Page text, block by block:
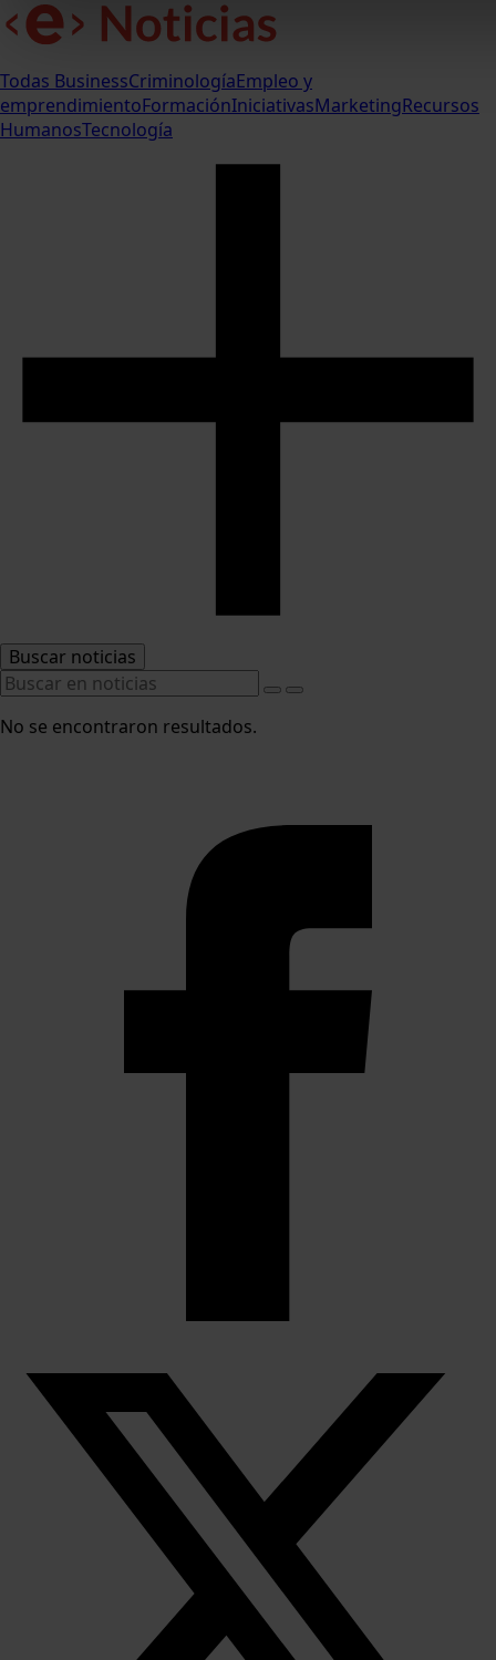
Todas BusinessCriminologíaEmpleo y
emprendimientoFormaciónIniciativasMarketingRecursos
HumanosTecnología
Buscar noticias
No se encontraron resultados.